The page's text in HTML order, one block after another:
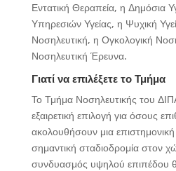
Εντατική Θεραπεία, η Δημόσια
Υπηρεσιών Υγείας, η Ψυχική
Νοσηλευτική, η Ογκολογική
Νοσηλευτική Έρευνα.
Γιατί να επιλέξετε το Τμήμα
Το Τμήμα Νοσηλευτικής του
εξαιρετική επιλογή για όσους
ακολουθήσουν μια επιστημονική
σημαντική σταδιοδρομία στον
συνδυασμός υψηλού επιπέδου